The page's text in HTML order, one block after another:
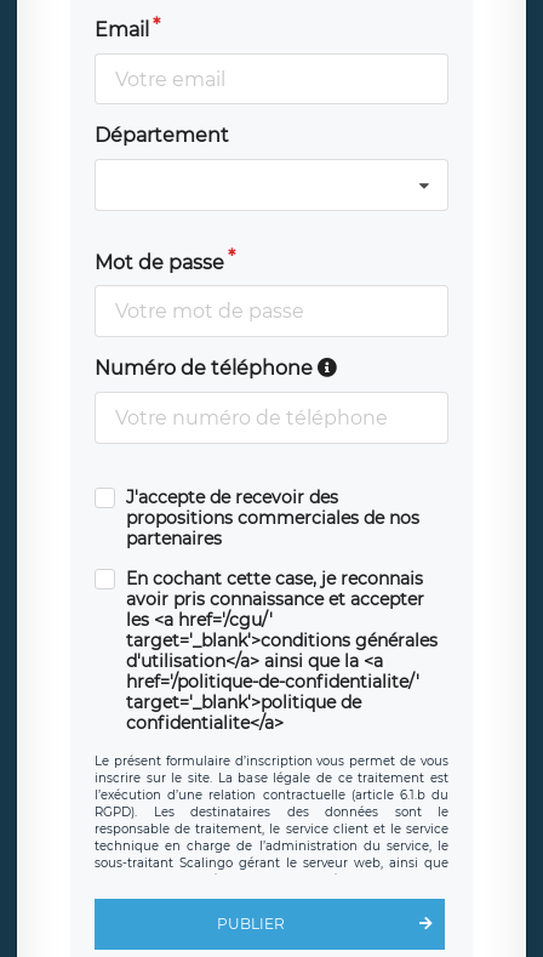
Email
Département
Mot de passe
Numéro de téléphone
J'accepte de recevoir des
propositions commerciales de nos
partenaires
En cochant cette case, je reconnais
avoir pris connaissance et accepter
les <a href='/cgu/'
target='_blank'>conditions générales
d'utilisation</a> ainsi que la <a
href='/politique-de-confidentialite/'
target='_blank'>politique de
confidentialite</a>
Le présent formulaire d’inscription vous permet de vous
inscrire sur le site. La base légale de ce traitement est
l’exécution d’une relation contractuelle (article 6.1.b du
RGPD). Les destinataires des données sont le
responsable de traitement, le service client et le service
technique en charge de l’administration du service, le
sous-traitant Scalingo gérant le serveur web, ainsi que
toute personne légalement autorisée. Le formulaire
d’inscription est hébergé sur un serveur hébergé par
clauses de
protection conformes au RGPD
. Les données collectées
sont conservées jusqu’à ce que l’Internaute en sollicite la
PUBLIER